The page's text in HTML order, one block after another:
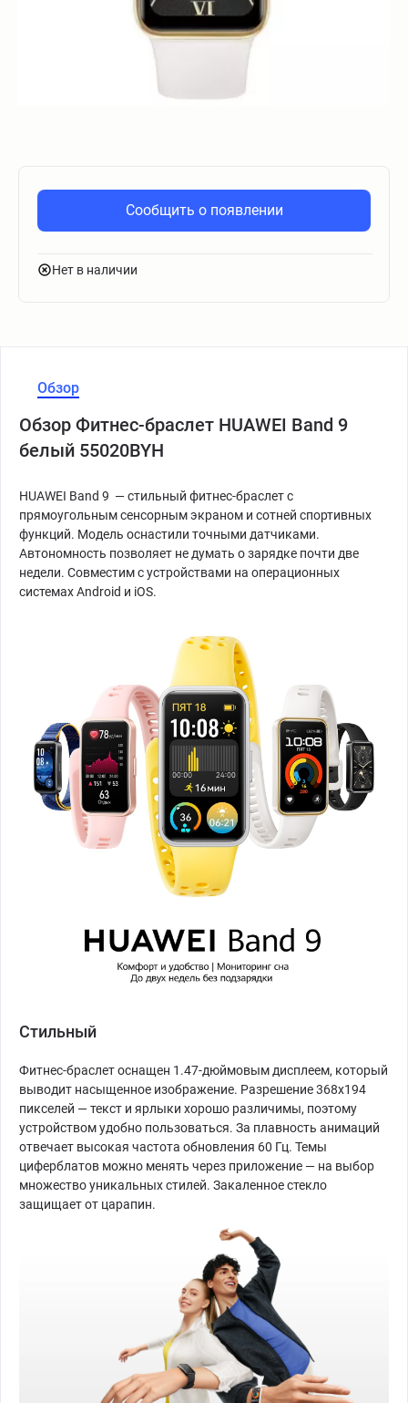
Сообщить о появлении
Нет в наличии
Обзор
Обзор Фитнес-браслет HUAWEI Band 9
белый 55020BYH
HUAWEI Band 9 — стильный фитнес-браслет с
прямоугольным сенсорным экраном и сотней спортивных
функций. Модель оснастили точными датчиками.
Автономность позволяет не думать о зарядке почти две
недели. Совместим с устройствами на операционных
системах Android и iOS.
Стильный
Фитнес-браслет оснащен 1.47-дюймовым дисплеем, который
выводит насыщенное изображение. Разрешение 368х194
пикселей — текст и ярлыки хорошо различимы, поэтому
устройством удобно пользоваться. За плавность анимаций
отвечает высокая частота обновления 60 Гц. Темы
циферблатов можно менять через приложение — на выбор
множество уникальных стилей. Закаленное стекло
защищает от царапин.